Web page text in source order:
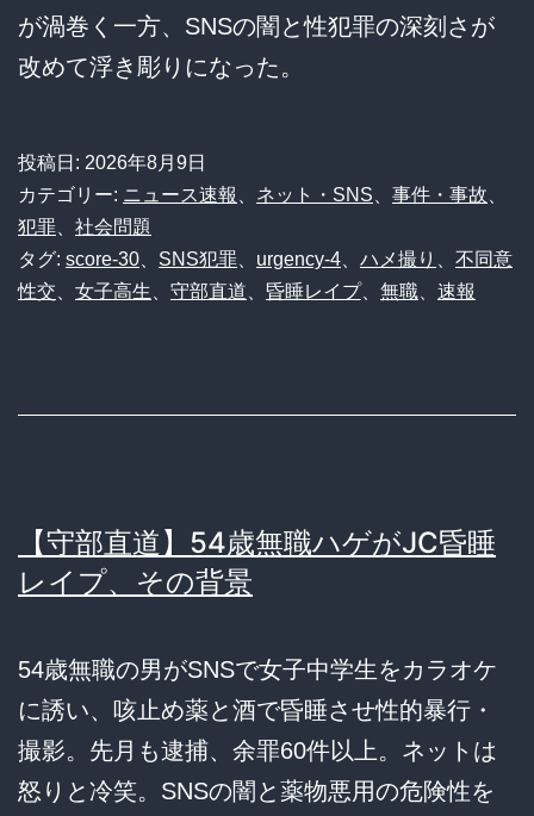
が渦巻く一方、SNSの闇と性犯罪の深刻さが
改めて浮き彫りになった。
投稿日: 2026年8月9日
カテゴリー: ニュース速報 ネット・SNS 事件・事故
犯罪
社会問題
タグ: score-30 SNS犯罪 urgency-4 ハメ撮り
不同意
性交
女子高生 守部直道 昏睡レイプ、 無職 速報
【守部直道】54歳無職ハゲがJC昏睡
レイプ、その背景
54歳無職の男がSNSで女子中学生をカラオケ
に誘い、咳止め薬と酒で昏睡させ性的暴行・
撮影。先月も逮捕、余罪60件以上。ネットは
怒りと冷笑。SNSの闇と薬物悪用の危険性を